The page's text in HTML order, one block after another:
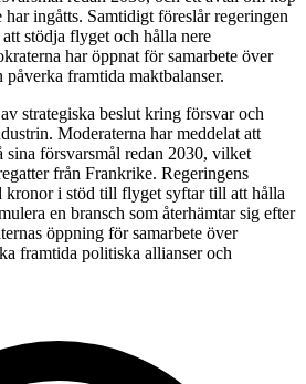
ingåtts. Samtidigt föreslår regeringen
stödja flyget och hålla nere
har öppnat för samarbete över
framtida maktbalanser.
strategiska beslut kring försvar och
Moderaterna har meddelat att
sina försvarsmål redan 2030, vilket
från Frankrike. Regeringens
kronor i stöd till flyget syftar till att hålla
en bransch som återhämtar sig efter
öppning för samarbete över
framtida politiska allianser och